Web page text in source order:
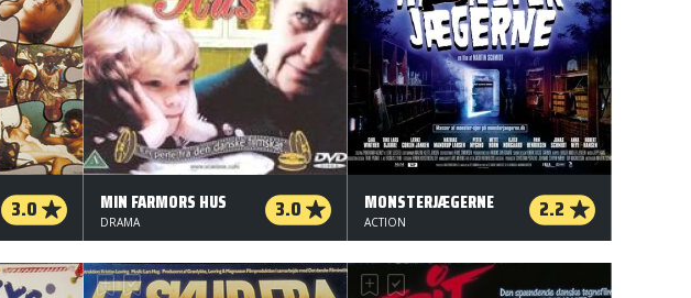
3.0 MIN FARMORS HUS 3.0
DRAMA
MONSTERJÆGERNE 2.2
ACTION